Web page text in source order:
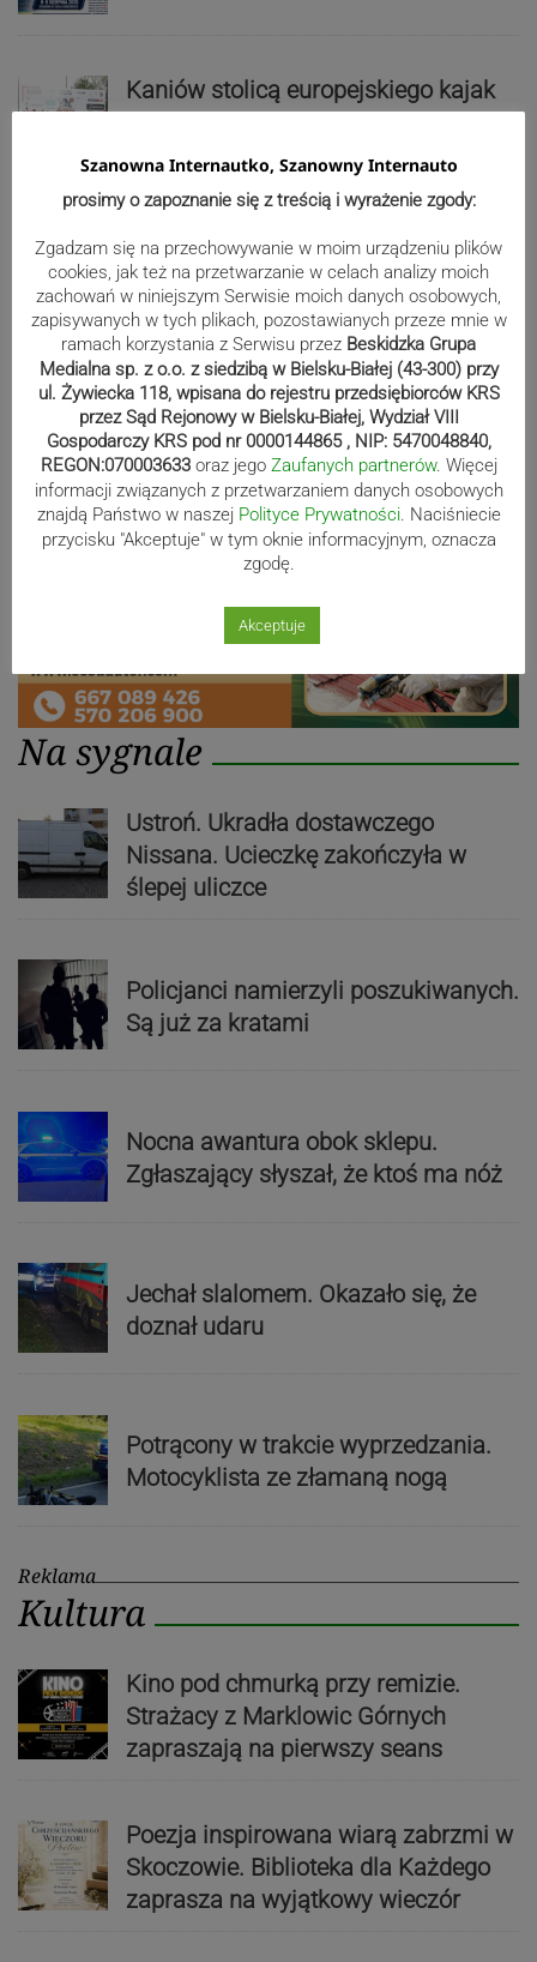
Kaniów stolicą europejskiego kajak
Europy rywalizowało przez trzy dni
Nakamura z dubletem w Wiśle.
Dyskwalifikacja Waszka zmieniła
klasyfikację Polaków
Reklama
Na sygnale
Ustroń. Ukradła dostawczego
Nissana. Ucieczkę zakończyła w
ślepej uliczce
Policjanci namierzyli poszukiwanych.
Są już za kratami
Nocna awantura obok sklepu.
Zgłaszający słyszał, że ktoś ma nóż
Jechał slalomem. Okazało się, że
doznał udaru
Potrącony w trakcie wyprzedzania.
Motocyklista ze złamaną nogą
Reklama
Kultura
Kino pod chmurką przy remizie.
Strażacy z Marklowic Górnych
zapraszają na pierwszy seans
Poezja inspirowana wiarą zabrzmi w
Skoczowie. Biblioteka dla Każdego
zaprasza na wyjątkowy wieczór
Szanowna Internautko, Szanowny Internauto
prosimy o zapoznanie się z treścią i wyrażenie zgody:
Zgadzam się na przechowywanie w moim urządzeniu plików
cookies, jak też na przetwarzanie w celach analizy moich
zachowań w niniejszym Serwisie moich danych osobowych,
zapisywanych w tych plikach, pozostawianych przeze mnie w
ramach korzystania z Serwisu przez Beskidzka Grupa
Medialna sp. z o.o. z siedzibą w Bielsku-Białej (43-300) przy
ul. Żywiecka 118, wpisana do rejestru przedsiębiorców KRS
przez Sąd Rejonowy w Bielsku-Białej, Wydział VIII
Gospodarczy KRS pod nr 0000144865 , NIP: 5470048840,
REGON:070003633 oraz jego Zaufanych partnerów. Więcej
informacji związanych z przetwarzaniem danych osobowych
znajdą Państwo w naszej Polityce Prywatności. Naciśniecie
przycisku "Akceptuje" w tym oknie informacyjnym, oznacza
zgodę.
Akceptuje